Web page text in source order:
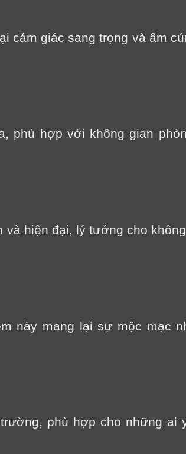
cảm giác sang trọng và ấm
phù hợp với không gian
và hiện đại, lý tưởng cho
này mang lại sự mộc mạc
phù hợp cho những ai
LỜI CẢM ƠN